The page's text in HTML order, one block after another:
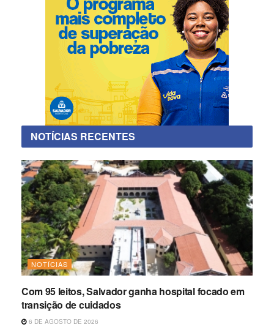
NOTÍCIAS RECENTES
NOTÍCIAS
Com 95 leitos, Salvador ganha hospital focado em
transição de cuidados
6 DE AGOSTO DE 2026